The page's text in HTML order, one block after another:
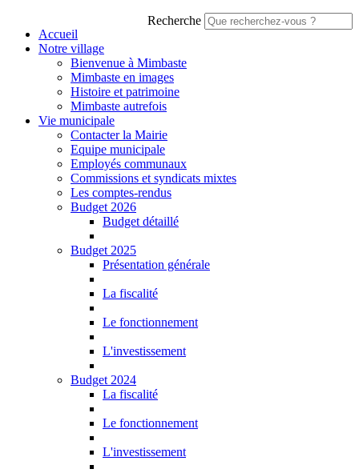
Recherche
Accueil
Notre village
Bienvenue à Mimbaste
Mimbaste en images
Histoire et patrimoine
Mimbaste autrefois
Vie municipale
Contacter la Mairie
Equipe municipale
Employés communaux
Commissions et syndicats mixtes
Les comptes-rendus
Budget 2026
Budget détaillé
Budget 2025
Présentation générale
La fiscalité
Le fonctionnement
L'investissement
Budget 2024
La fiscalité
Le fonctionnement
L'investissement